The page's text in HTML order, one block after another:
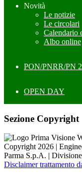
Novità
Le notizie
Le circolari
Calendario
Albo online
PON/PNRR/PN
OPEN DAY
Sezione Copyright
Copyright 2026 |
Parma S.p.A. |
Disclaimer trattamento